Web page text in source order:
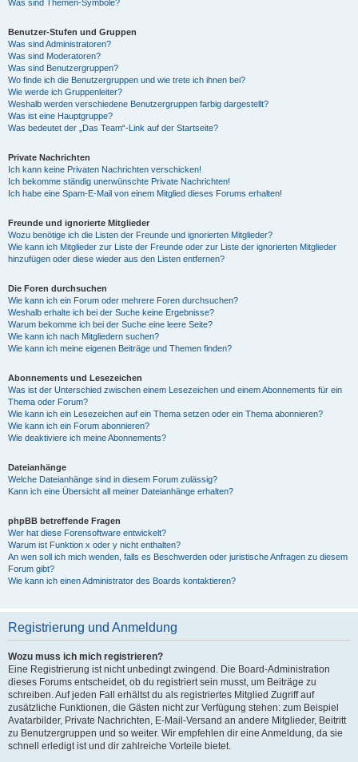
Was sind Themen-Symbole?
Benutzer-Stufen und Gruppen
Was sind Administratoren?
Was sind Moderatoren?
Was sind Benutzergruppen?
Wo finde ich die Benutzergruppen und wie trete ich ihnen bei?
Wie werde ich Gruppenleiter?
Weshalb werden verschiedene Benutzergruppen farbig dargestellt?
Was ist eine Hauptgruppe?
Was bedeutet der „Das Team“-Link auf der Startseite?
Private Nachrichten
Ich kann keine Privaten Nachrichten verschicken!
Ich bekomme ständig unerwünschte Private Nachrichten!
Ich habe eine Spam-E-Mail von einem Mitglied dieses Forums erhalten!
Freunde und ignorierte Mitglieder
Wozu benötige ich die Listen der Freunde und ignorierten Mitglieder?
Wie kann ich Mitglieder zur Liste der Freunde oder zur Liste der ignorierten Mitglieder
hinzufügen oder diese wieder aus den Listen entfernen?
Die Foren durchsuchen
Wie kann ich ein Forum oder mehrere Foren durchsuchen?
Weshalb erhalte ich bei der Suche keine Ergebnisse?
Warum bekomme ich bei der Suche eine leere Seite?
Wie kann ich nach Mitgliedern suchen?
Wie kann ich meine eigenen Beiträge und Themen finden?
Abonnements und Lesezeichen
Was ist der Unterschied zwischen einem Lesezeichen und einem Abonnements für ein
Thema oder Forum?
Wie kann ich ein Lesezeichen auf ein Thema setzen oder ein Thema abonnieren?
Wie kann ich ein Forum abonnieren?
Wie deaktiviere ich meine Abonnements?
Dateianhänge
Welche Dateianhänge sind in diesem Forum zulässig?
Kann ich eine Übersicht all meiner Dateianhänge erhalten?
phpBB betreffende Fragen
Wer hat diese Forensoftware entwickelt?
Warum ist Funktion x oder y nicht enthalten?
An wen soll ich mich wenden, falls es Beschwerden oder juristische Anfragen zu diesem
Forum gibt?
Wie kann ich einen Administrator des Boards kontaktieren?
Registrierung und Anmeldung
Wozu muss ich mich registrieren?
Eine Registrierung ist nicht unbedingt zwingend. Die Board-Administration
dieses Forums entscheidet, ob du registriert sein musst, um Beiträge zu
schreiben. Auf jeden Fall erhältst du als registriertes Mitglied Zugriff auf
zusätzliche Funktionen, die Gästen nicht zur Verfügung stehen: zum Beispiel
Avatarbilder, Private Nachrichten, E-Mail-Versand an andere Mitglieder, Beitritt
zu Benutzergruppen und so weiter. Wir empfehlen dir eine Anmeldung, da sie
schnell erledigt ist und dir zahlreiche Vorteile bietet.